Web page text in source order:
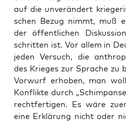
auf die unver­än­dert
schen Bezug nimmt, muß
der öffent­li­chen
schrit­ten ist. Vor allem in
jeden Ver­such, die
des Krie­ges zur Spra­che zu
Vor­wurf erho­ben, man
Kon­flik­te durch
recht­fer­ti­gen. Es wäre
eine Erklä­rung nicht oder